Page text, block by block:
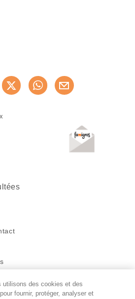
Recommander maintenant
utilisons des cookies et des
fournir, protéger, analyser et